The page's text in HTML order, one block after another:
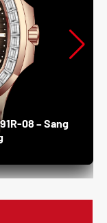
/05 –
Nhân